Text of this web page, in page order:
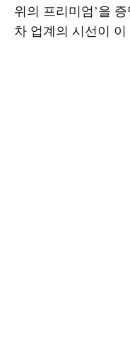
위의 프리미엄’을
차 업계의 시선이